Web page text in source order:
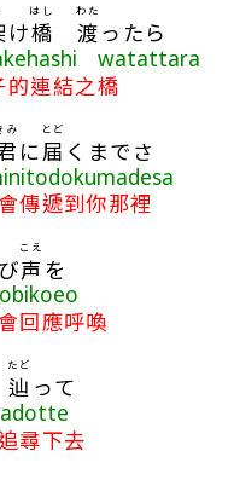
け橋
はし
渡
わた
ったら
watattara
連結之橋
み
に届
とど
くまでさ
傳遞到你那裡
び声
こえ
を
回應呼喚
辿
たど
って
尋下去